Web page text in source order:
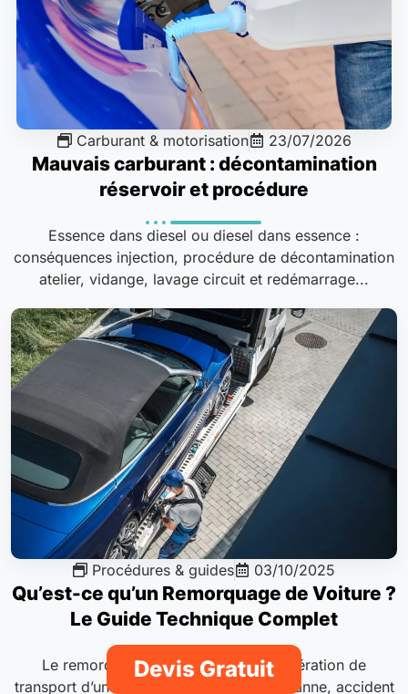
Carburant & motorisation 23/07/2026
Mauvais carburant : décontamination
réservoir et procédure
Essence dans diesel ou diesel dans essence :
conséquences injection, procédure de décontamination
atelier, vidange, lavage circuit et redémarrage...
Procédures & guides 03/10/2025
Qu’est-ce qu’un Remorquage de Voiture ?
Le Guide Technique Complet
Le remorquage de voiture est une opération de
transport d’un véhicule immobilisé, par panne, accident
Devis Gratuit